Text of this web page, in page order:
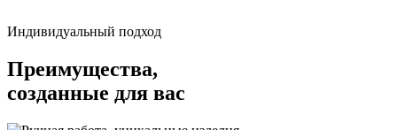
Индивидуальный подход
Преимущества,
созданные для вас